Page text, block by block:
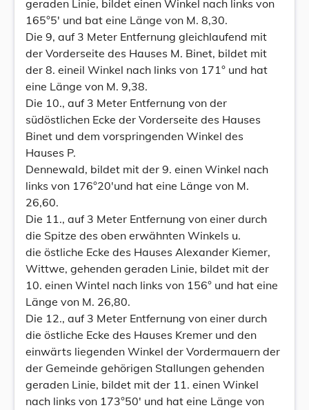
geraden Linie, bildet einen Winkel nach links von
165°5' und bat eine Länge von M. 8,30.
Die 9, auf 3 Meter Entfernung gleichlaufend mit
der Vorderseite des Hauses M. Binet, bildet mit
der 8. eineil Winkel nach links von 171° und hat
eine Länge von M. 9,38.
Die 10., auf 3 Meter Entfernung von der
südöstlichen Ecke der Vorderseite des Hauses
Binet und dem vorspringenden Winkel des
Hauses P.
Dennewald, bildet mit der 9. einen Winkel nach
links von 176°20'und hat eine Länge von M.
26,60.
Die 11., auf 3 Meter Entfernung von einer durch
die Spitze des oben erwähnten Winkels u.
die östliche Ecke des Hauses Alexander Kiemer,
Wittwe, gehenden geraden Linie, bildet mit der
10. einen Wintel nach links von 156° und hat eine
Länge von M. 26,80.
Die 12., auf 3 Meter Entfernung von einer durch
die östliche Ecke des Hauses Kremer und den
einwärts liegenden Winkel der Vordermauern der
der Gemeinde gehörigen Stallungen gehenden
geraden Linie, bildet mit der 11. einen Winkel
nach links von 173°50' und hat eine Länge von